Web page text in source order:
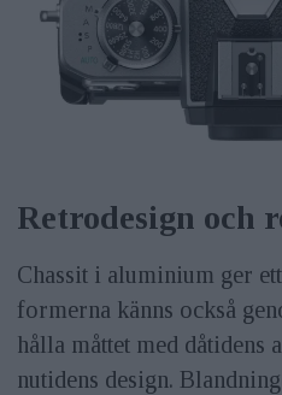
Retrodesign och
Chassit i aluminium ger
formerna känns också
hålla måttet med dåtidens
nutidens design.